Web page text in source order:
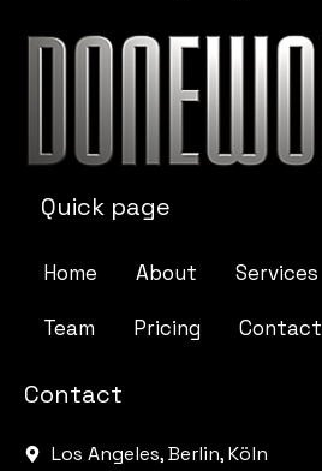
Quick page
Home About Services
Team Pricing Contact
Contact
Los Angeles, Berlin, Köln